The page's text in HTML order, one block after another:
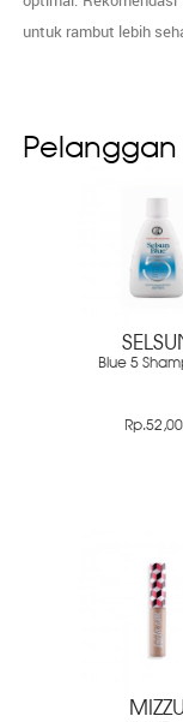
untuk rambut lebih
Blue 5
MIZZU